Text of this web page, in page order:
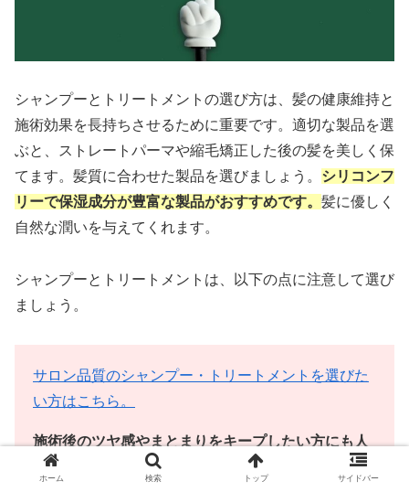
シャンプーとトリートメントの選び方は、髪の健康維持と
施術効果を長持ちさせるために重要です。適切な製品を選
ぶと、ストレートパーマや縮毛矯正した後の髪を美しく保
てます。髪質に合わせた製品を選びましょう。 シリコンフ
リーで保湿成分が豊富な製品がおすすめです。 髪に優しく
自然な潤いを与えてくれます。
シャンプーとトリートメントは、以下の点に注意して選び
ましょう。
サロン品質のシャンプー・トリートメントを選びた
い方はこちら。
施術後のツヤ感やまとまりをキープしたい方にも人
気です。
ホーム 検索 トップ サイドバー